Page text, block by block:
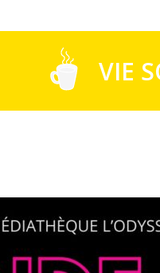
VIE